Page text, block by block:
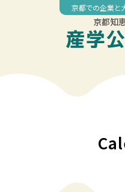
京都での企業と
京都知